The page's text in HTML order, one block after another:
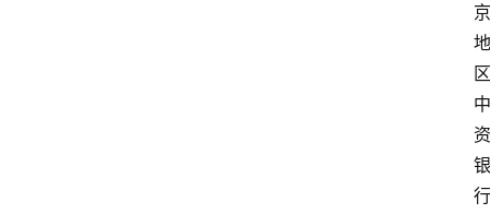
京
地
区
中
资
银
行